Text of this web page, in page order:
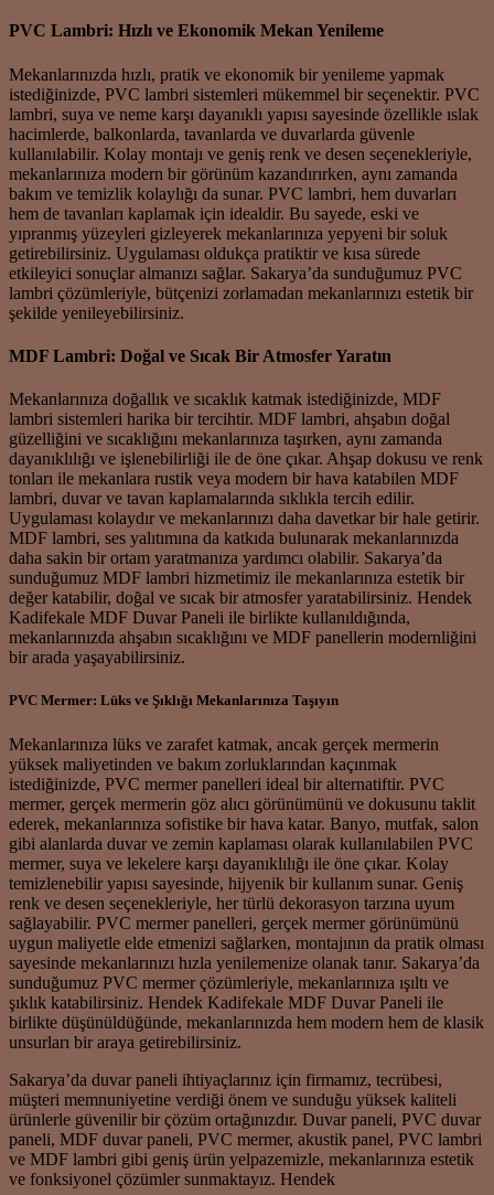
PVC Lambri: Hızlı ve Ekonomik Mekan Yenileme
Mekanlarınızda hızlı, pratik ve ekonomik bir yenileme yapmak
istediğinizde, PVC lambri sistemleri mükemmel bir seçenektir. PVC
lambri, suya ve neme karşı dayanıklı yapısı sayesinde özellikle ıslak
hacimlerde, balkonlarda, tavanlarda ve duvarlarda güvenle
kullanılabilir. Kolay montajı ve geniş renk ve desen seçenekleriyle,
mekanlarınıza modern bir görünüm kazandırırken, aynı zamanda
bakım ve temizlik kolaylığı da sunar. PVC lambri, hem duvarları
hem de tavanları kaplamak için idealdir. Bu sayede, eski ve
yıpranmış yüzeyleri gizleyerek mekanlarınıza yepyeni bir soluk
getirebilirsiniz. Uygulaması oldukça pratiktir ve kısa sürede
etkileyici sonuçlar almanızı sağlar. Sakarya’da sunduğumuz PVC
lambri çözümleriyle, bütçenizi zorlamadan mekanlarınızı estetik bir
şekilde yenileyebilirsiniz.
MDF Lambri: Doğal ve Sıcak Bir Atmosfer Yaratın
Mekanlarınıza doğallık ve sıcaklık katmak istediğinizde, MDF
lambri sistemleri harika bir tercihtir. MDF lambri, ahşabın doğal
güzelliğini ve sıcaklığını mekanlarınıza taşırken, aynı zamanda
dayanıklılığı ve işlenebilirliği ile de öne çıkar. Ahşap dokusu ve renk
tonları ile mekanlara rustik veya modern bir hava katabilen MDF
lambri, duvar ve tavan kaplamalarında sıklıkla tercih edilir.
Uygulaması kolaydır ve mekanlarınızı daha davetkar bir hale getirir.
MDF lambri, ses yalıtımına da katkıda bulunarak mekanlarınızda
daha sakin bir ortam yaratmanıza yardımcı olabilir. Sakarya’da
sunduğumuz MDF lambri hizmetimiz ile mekanlarınıza estetik bir
değer katabilir, doğal ve sıcak bir atmosfer yaratabilirsiniz. Hendek
Kadifekale MDF Duvar Paneli ile birlikte kullanıldığında,
mekanlarınızda ahşabın sıcaklığını ve MDF panellerin modernliğini
bir arada yaşayabilirsiniz.
PVC Mermer: Lüks ve Şıklığı Mekanlarınıza Taşıyın
Mekanlarınıza lüks ve zarafet katmak, ancak gerçek mermerin
yüksek maliyetinden ve bakım zorluklarından kaçınmak
istediğinizde, PVC mermer panelleri ideal bir alternatiftir. PVC
mermer, gerçek mermerin göz alıcı görünümünü ve dokusunu taklit
ederek, mekanlarınıza sofistike bir hava katar. Banyo, mutfak, salon
gibi alanlarda duvar ve zemin kaplaması olarak kullanılabilen PVC
mermer, suya ve lekelere karşı dayanıklılığı ile öne çıkar. Kolay
temizlenebilir yapısı sayesinde, hijyenik bir kullanım sunar. Geniş
renk ve desen seçenekleriyle, her türlü dekorasyon tarzına uyum
sağlayabilir. PVC mermer panelleri, gerçek mermer görünümünü
uygun maliyetle elde etmenizi sağlarken, montajının da pratik olması
sayesinde mekanlarınızı hızla yenilemenize olanak tanır. Sakarya’da
sunduğumuz PVC mermer çözümleriyle, mekanlarınıza ışıltı ve
şıklık katabilirsiniz. Hendek Kadifekale MDF Duvar Paneli ile
birlikte düşünüldüğünde, mekanlarınızda hem modern hem de klasik
unsurları bir araya getirebilirsiniz.
Sakarya’da duvar paneli ihtiyaçlarınız için firmamız, tecrübesi,
müşteri memnuniyetine verdiği önem ve sunduğu yüksek kaliteli
ürünlerle güvenilir bir çözüm ortağınızdır. Duvar paneli, PVC duvar
paneli, MDF duvar paneli, PVC mermer, akustik panel, PVC lambri
ve MDF lambri gibi geniş ürün yelpazemizle, mekanlarınıza estetik
ve fonksiyonel çözümler sunmaktayız. Hendek